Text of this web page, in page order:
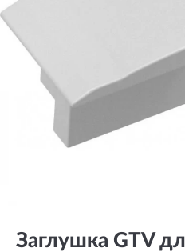
Заглушка GTV